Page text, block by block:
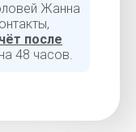
Жанна
после
48 часов.